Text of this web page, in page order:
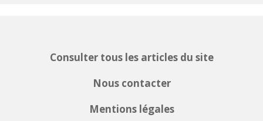
Consulter tous les articles du site
Nous contacter
Mentions légales